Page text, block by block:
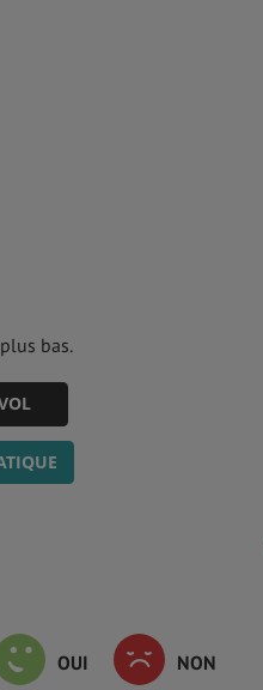
bas.
OUI NON